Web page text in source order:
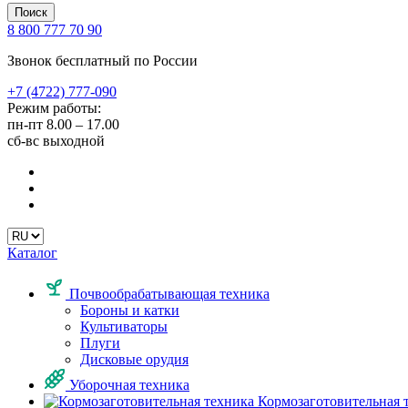
Поиск
8 800 777 70 90
Звонок бесплатный по России
+7 (4722) 777-090
Режим работы:
пн-пт 8.00 – 17.00
сб-вс выходной
Каталог
Почвообрабатывающая техника
Бороны и катки
Культиваторы
Плуги
Дисковые орудия
Уборочная техника
Кормозаготовительная